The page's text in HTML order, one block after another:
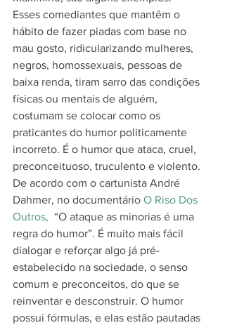
Esses comediantes que mantêm o
hábito de fazer piadas com base no
mau gosto, ridicularizando mulheres,
negros, homossexuais, pessoas de
baixa renda, tiram sarro das condições
físicas ou mentais de alguém,
costumam se colocar como os
praticantes do humor politicamente
incorreto. É o humor que ataca, cruel,
preconceituoso, truculento e violento.
De acordo com o cartunista André
Dahmer, no documentário O Riso Dos
Outros, “O ataque as minorias é uma
regra do humor”. É muito mais fácil
dialogar e reforçar algo já pré-
estabelecido na sociedade, o senso
comum e preconceitos, do que se
reinventar e desconstruir. O humor
possui fórmulas, e elas estão pautadas